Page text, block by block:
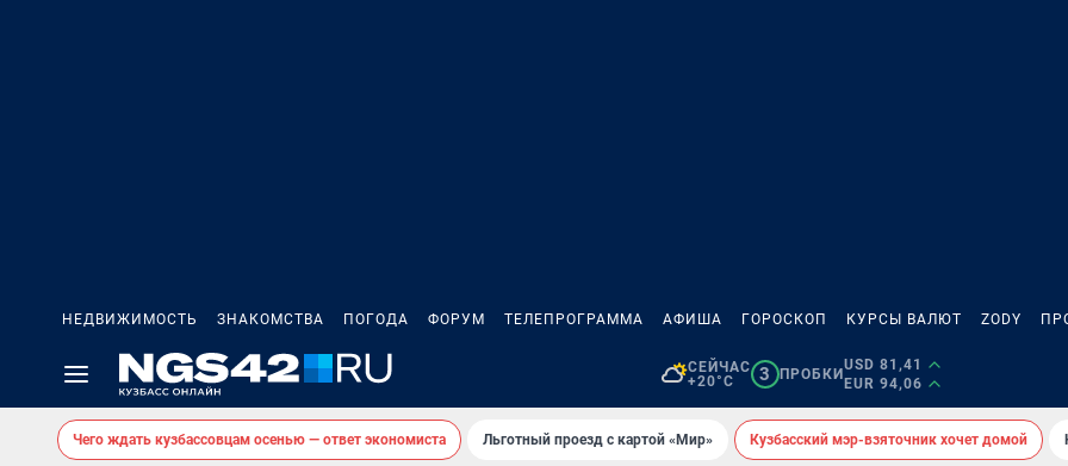
НЕДВИЖИМОСТЬ ЗНАКОМСТВА ПОГОДА ФОРУМ ТЕЛЕПРОГРАММА АФИША ГОРОСКОП КУРСЫ ВАЛЮТ ZODY
СЕЙЧАС
+20°C
3 ПРОБКИ
USD 81,41
EUR 94,06
Чего ждать кузбассовцам осенью — ответ экономиста Льготный проезд с картой «Мир» Кузбасский мэр-взяточник хочет домой